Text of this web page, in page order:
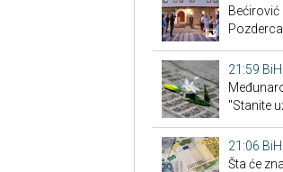
Bećirović
21:59 BiH
"Stanite
21:06 BiH
Šta će